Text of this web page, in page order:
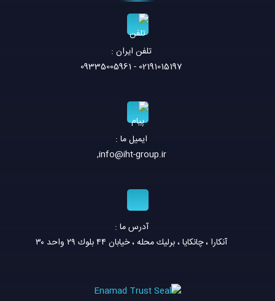
تلفن ايران :
02191015197 - 09335005961
ایمیل ما :
info@iht-group.ir
,
آدرس ما :
آنكارا ، چانكايا ، برليك محله ، خيابان ٤٤ بلوك ٢٩ واحد ٣٠